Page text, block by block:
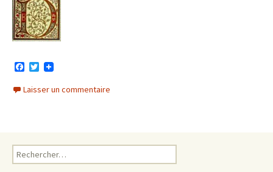
c
e
T
i
t
Laisser un commentaire
Rechercher :